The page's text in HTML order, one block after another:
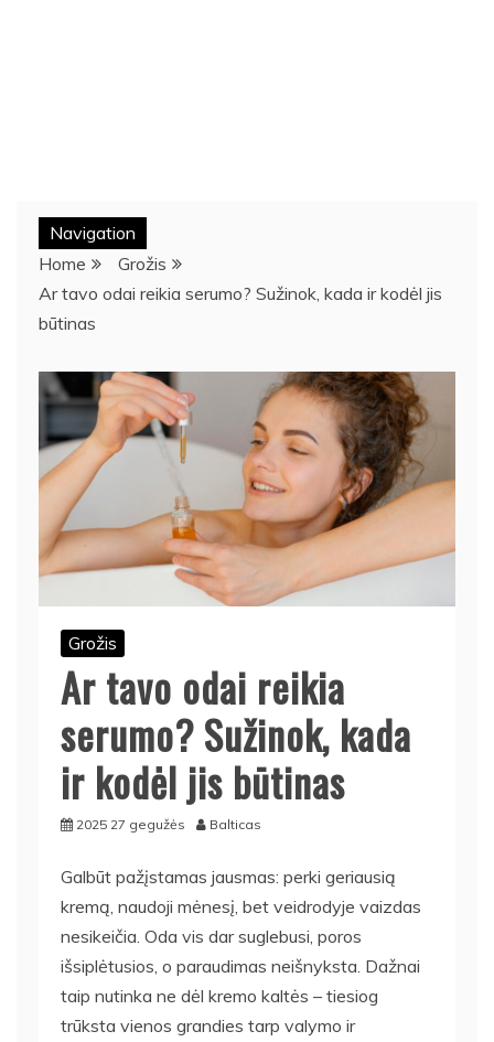
Navigation
Home
Grožis
Ar tavo odai reikia serumo? Sužinok, kada ir kodėl jis
būtinas
Grožis
Ar tavo odai reikia
serumo? Sužinok, kada
ir kodėl jis būtinas
2025 27 gegužės Balticas
Galbūt pažįstamas jausmas: perki geriausią
kremą, naudoji mėnesį, bet veidrodyje vaizdas
nesikeičia. Oda vis dar suglebusi, poros
išsiplėtusios, o paraudimas neišnyksta. Dažnai
taip nutinka ne dėl kremo kaltės – tiesiog
trūksta vienos grandies tarp valymo ir